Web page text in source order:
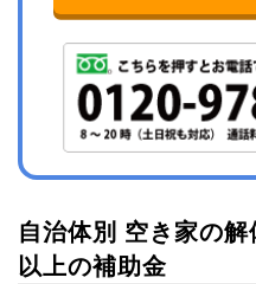
自治体別 空き家の
以上の補助金